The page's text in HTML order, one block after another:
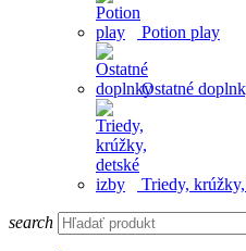
Potion play
Ostatné
Triedy,
search